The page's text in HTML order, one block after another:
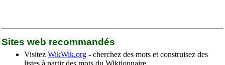
Sites web recommandés
Visitez WikWik.org - cherchez des mots et construisez des
listes à partir des mots du Wiktionnaire.